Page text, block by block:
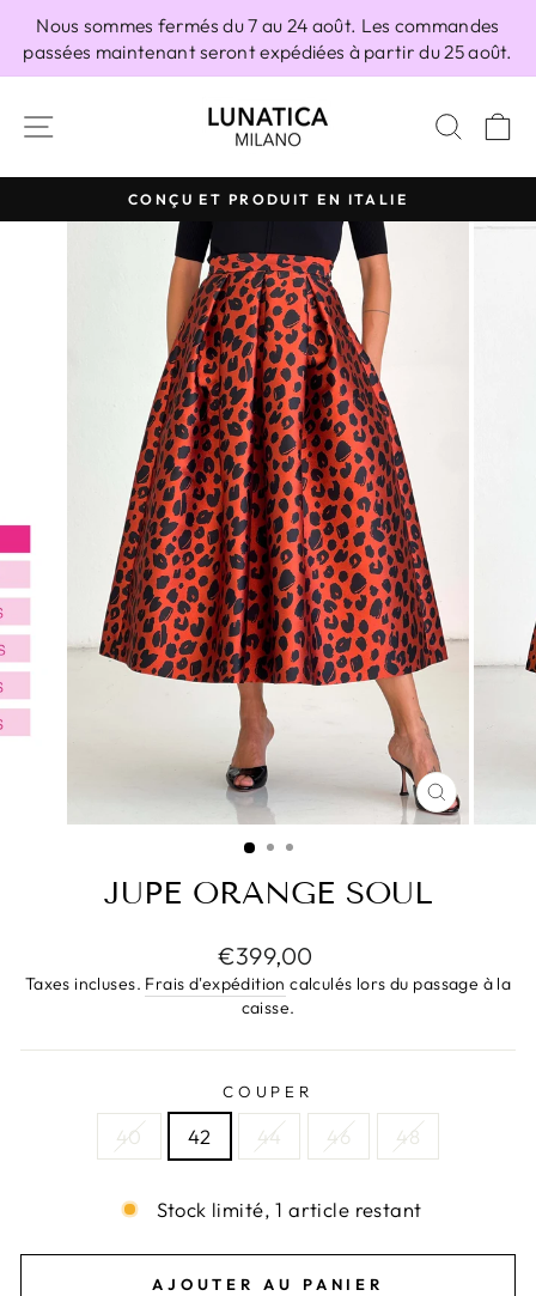
contenu
Nous sommes fermés du 7 au 24 août. Les commandes
passées maintenant seront expédiées à partir du 25 août.
Diaporama
Pause
CONÇU ET PRODUIT EN ITALIE
FERMER
(ESC)
JUPE ORANGE SOUL
Prix
régulier
€399,00
Taxes incluses. Frais d'expédition calculés lors du passage à la
caisse.
COUPER
40 42 44 46 48
Stock limité, 1 article restant
AJOUTER AU PANIER